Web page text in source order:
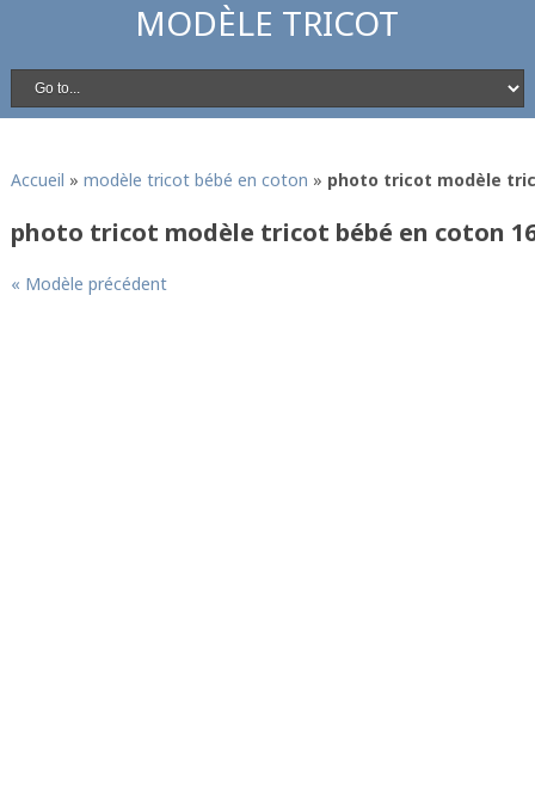
MODÈLE TRICOT
Accueil » modèle tricot bébé en coton » photo tricot modèle
photo tricot modèle tricot bébé en coton
« Modèle précédent